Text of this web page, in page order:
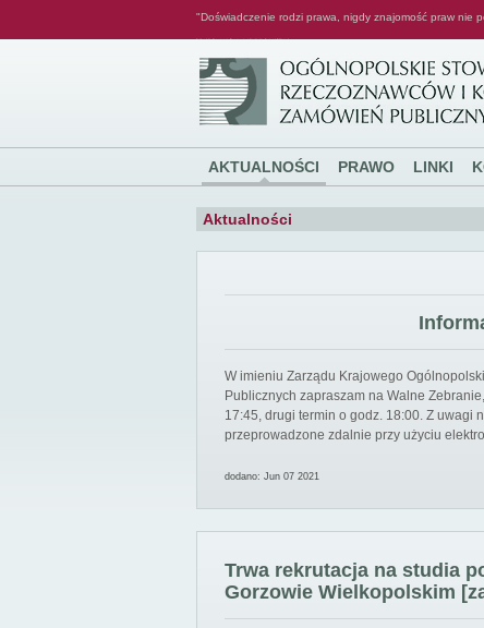
"Doświadczenie rodzi prawa, nigdy znajomość praw nie
AKTUALNOŚCI PRAWO LINKI
Aktualności
W imieniu Zarządu Krajowego
Publicznych zapraszam na Walne
17:45, drugi termin o godz. 18:00. Z uwagi
przeprowadzone zdalnie przy użyciu
dodano: Jun 07 2021
Trwa rekrutacja na studia
Gorzowie Wielkopolskim